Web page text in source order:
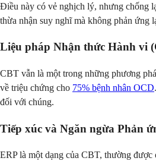
Điều này có vẻ nghịch lý, nhưng chống
thừa nhận suy nghĩ mà không phản ứng
Liệu pháp Nhận thức Hành vi
CBT vẫn là một trong những phương
về triệu chứng cho 75% bệnh nhân OCD
đối với chúng.
Tiếp xúc và Ngăn ngừa Phản
ERP là một dạng của CBT, thường